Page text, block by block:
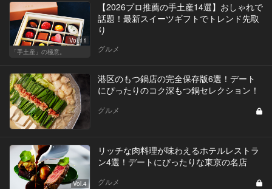
Vol.11
「手土産」の極意。
【2026プロ推薦の手土産14選】おしゃれで
話題！最新スイーツギフトでトレンド先取
り
グルメ
港区のもつ鍋店の完全保存版6選！デート
にぴったりのコク深もつ鍋セレクション！
グルメ
Vol.4
リッチな肉料理が味わえるホテルレストラ
ン4選！デートにぴったりな東京の名店
グルメ